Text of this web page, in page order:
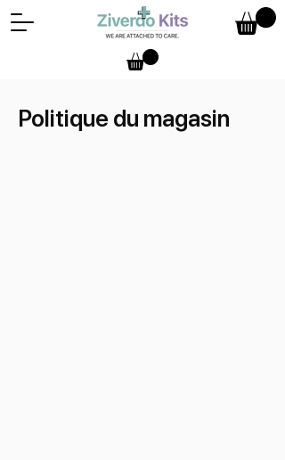
Politique du magasin